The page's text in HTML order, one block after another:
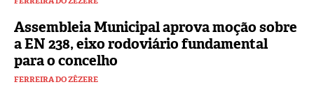
Assembleia Municipal aprova moção sobre
a EN 238, eixo rodoviário fundamental
para o concelho
FERREIRA DO ZÊZERE